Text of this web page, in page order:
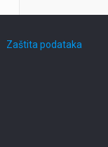
Zaštita podataka